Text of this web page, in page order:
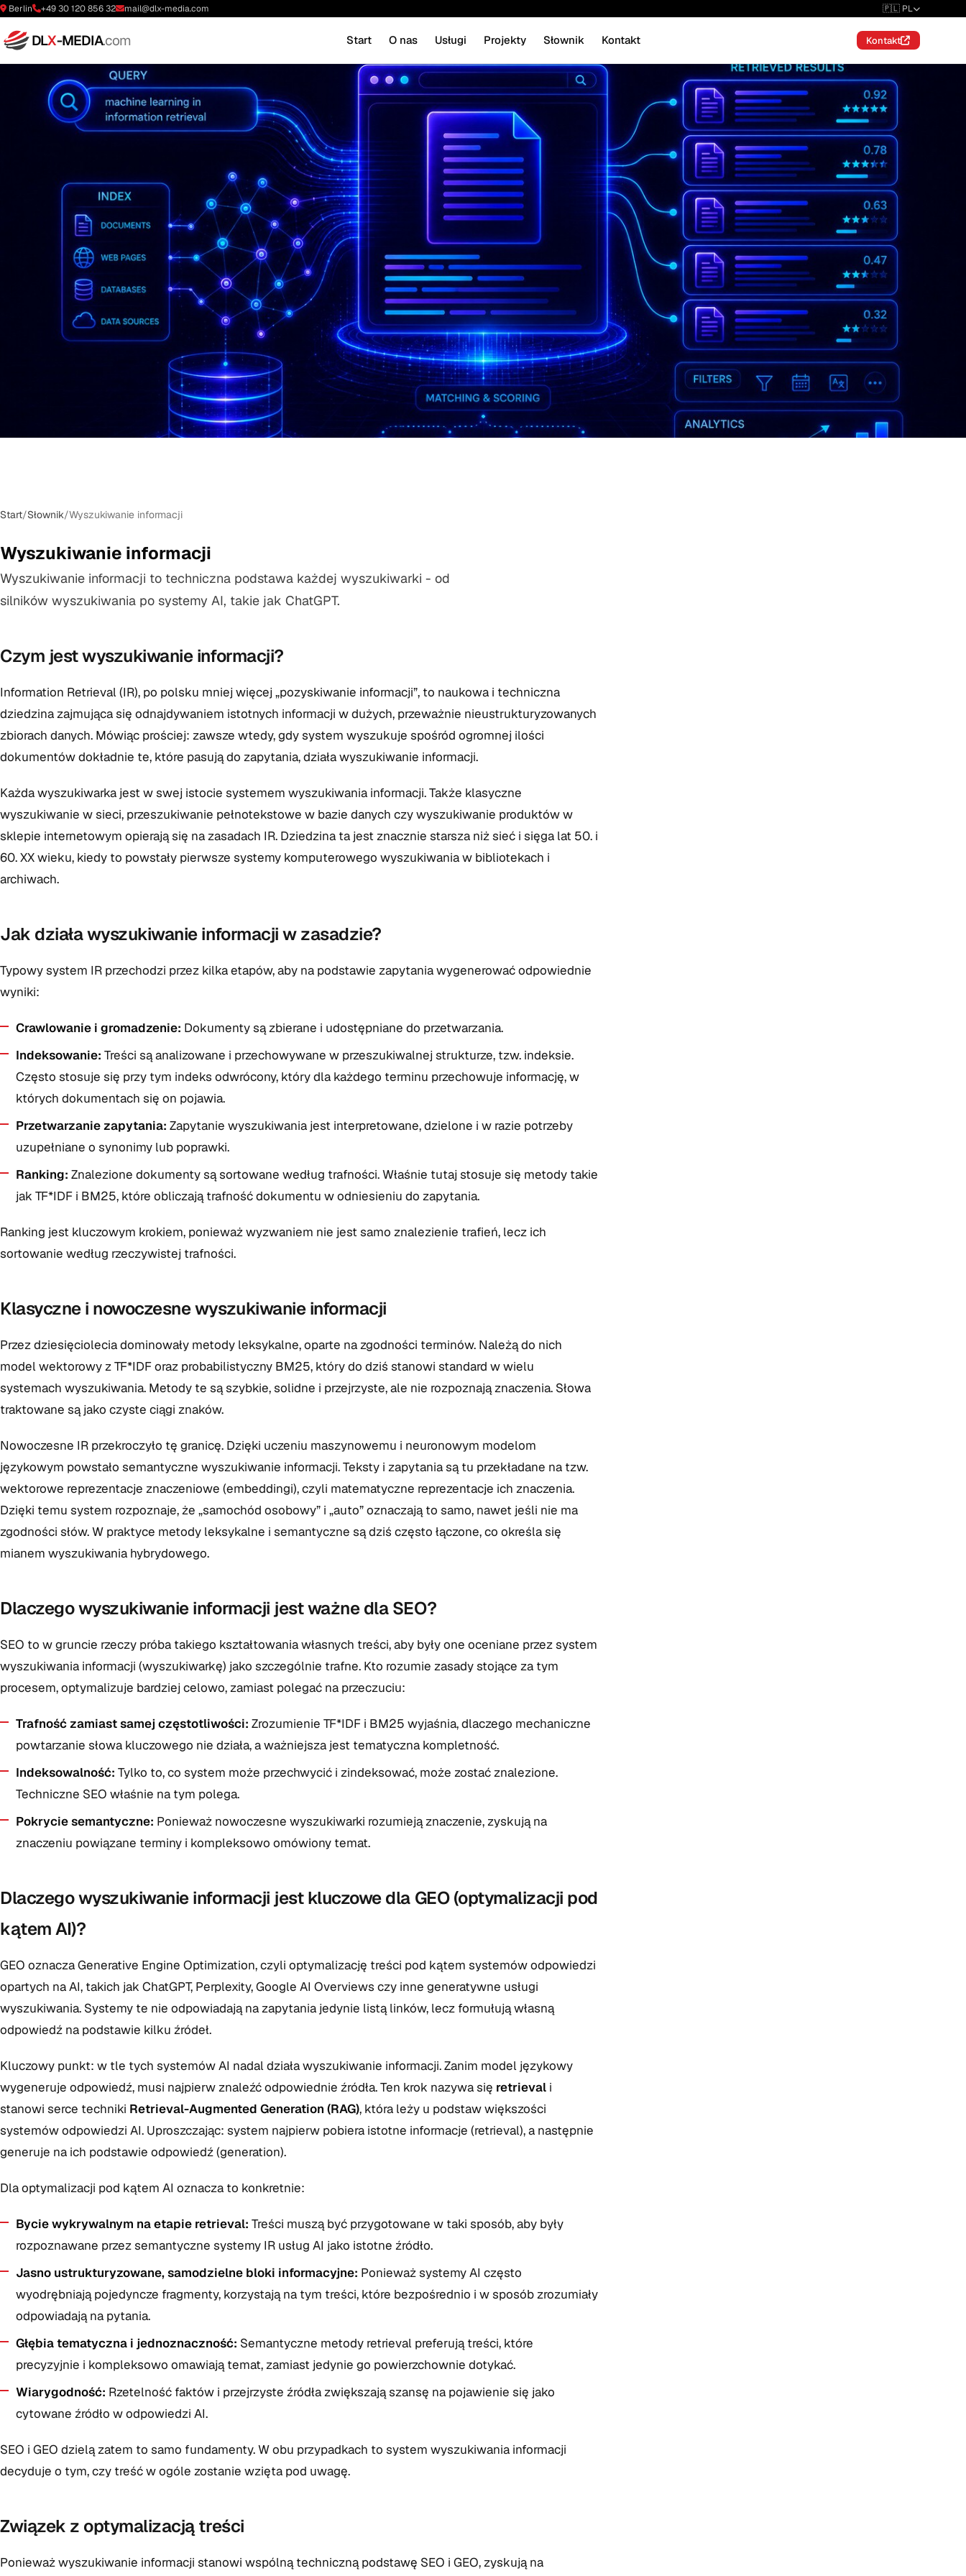
Berlin +49 30 120 856 32 mail@dlx-media.com 🇵🇱 PL
DLX-MEDIA.com Start O nas Usługi Projekty Słownik Kontakt Kontakt
Start/Słownik/Wyszukiwanie informacji
Wyszukiwanie informacji
Wyszukiwanie informacji to techniczna podstawa każdej wyszukiwarki - od
silników wyszukiwania po systemy AI, takie jak ChatGPT.
Czym jest wyszukiwanie informacji?
Information Retrieval (IR), po polsku mniej więcej „pozyskiwanie informacji”, to naukowa i techniczna
dziedzina zajmująca się odnajdywaniem istotnych informacji w dużych, przeważnie nieustrukturyzowanych
zbiorach danych. Mówiąc prościej: zawsze wtedy, gdy system wyszukuje spośród ogromnej ilości
dokumentów dokładnie te, które pasują do zapytania, działa wyszukiwanie informacji.
Każda wyszukiwarka jest w swej istocie systemem wyszukiwania informacji. Także klasyczne
wyszukiwanie w sieci, przeszukiwanie pełnotekstowe w bazie danych czy wyszukiwanie produktów w
sklepie internetowym opierają się na zasadach IR. Dziedzina ta jest znacznie starsza niż sieć i sięga lat 50. i
60. XX wieku, kiedy to powstały pierwsze systemy komputerowego wyszukiwania w bibliotekach i
archiwach.
Jak działa wyszukiwanie informacji w zasadzie?
Typowy system IR przechodzi przez kilka etapów, aby na podstawie zapytania wygenerować odpowiednie
wyniki:
Crawlowanie i gromadzenie: Dokumenty są zbierane i udostępniane do przetwarzania.
Indeksowanie: Treści są analizowane i przechowywane w przeszukiwalnej strukturze, tzw. indeksie.
Często stosuje się przy tym indeks odwrócony, który dla każdego terminu przechowuje informację, w
których dokumentach się on pojawia.
Przetwarzanie zapytania: Zapytanie wyszukiwania jest interpretowane, dzielone i w razie potrzeby
uzupełniane o synonimy lub poprawki.
Ranking: Znalezione dokumenty są sortowane według trafności. Właśnie tutaj stosuje się metody takie
jak TF*IDF i BM25, które obliczają trafność dokumentu w odniesieniu do zapytania.
Ranking jest kluczowym krokiem, ponieważ wyzwaniem nie jest samo znalezienie trafień, lecz ich
sortowanie według rzeczywistej trafności.
Klasyczne i nowoczesne wyszukiwanie informacji
Przez dziesięciolecia dominowały metody leksykalne, oparte na zgodności terminów. Należą do nich
model wektorowy z TF*IDF oraz probabilistyczny BM25, który do dziś stanowi standard w wielu
systemach wyszukiwania. Metody te są szybkie, solidne i przejrzyste, ale nie rozpoznają znaczenia. Słowa
traktowane są jako czyste ciągi znaków.
Nowoczesne IR przekroczyło tę granicę. Dzięki uczeniu maszynowemu i neuronowym modelom
językowym powstało semantyczne wyszukiwanie informacji. Teksty i zapytania są tu przekładane na tzw.
wektorowe reprezentacje znaczeniowe (embeddingi), czyli matematyczne reprezentacje ich znaczenia.
Dzięki temu system rozpoznaje, że „samochód osobowy” i „auto” oznaczają to samo, nawet jeśli nie ma
zgodności słów. W praktyce metody leksykalne i semantyczne są dziś często łączone, co określa się
mianem wyszukiwania hybrydowego.
Dlaczego wyszukiwanie informacji jest ważne dla SEO?
SEO to w gruncie rzeczy próba takiego kształtowania własnych treści, aby były one oceniane przez system
wyszukiwania informacji (wyszukiwarkę) jako szczególnie trafne. Kto rozumie zasady stojące za tym
procesem, optymalizuje bardziej celowo, zamiast polegać na przeczuciu:
Trafność zamiast samej częstotliwości: Zrozumienie TF*IDF i BM25 wyjaśnia, dlaczego mechaniczne
powtarzanie słowa kluczowego nie działa, a ważniejsza jest tematyczna kompletność.
Indeksowalność: Tylko to, co system może przechwycić i zindeksować, może zostać znalezione.
Techniczne SEO właśnie na tym polega.
Pokrycie semantyczne: Ponieważ nowoczesne wyszukiwarki rozumieją znaczenie, zyskują na
znaczeniu powiązane terminy i kompleksowo omówiony temat.
Dlaczego wyszukiwanie informacji jest kluczowe dla GEO (optymalizacji pod
kątem AI)?
GEO oznacza Generative Engine Optimization, czyli optymalizację treści pod kątem systemów odpowiedzi
opartych na AI, takich jak ChatGPT, Perplexity, Google AI Overviews czy inne generatywne usługi
wyszukiwania. Systemy te nie odpowiadają na zapytania jedynie listą linków, lecz formułują własną
odpowiedź na podstawie kilku źródeł.
Kluczowy punkt: w tle tych systemów AI nadal działa wyszukiwanie informacji. Zanim model językowy
wygeneruje odpowiedź, musi najpierw znaleźć odpowiednie źródła. Ten krok nazywa się retrieval i
stanowi serce techniki Retrieval-Augmented Generation (RAG), która leży u podstaw większości
systemów odpowiedzi AI. Uproszczając: system najpierw pobiera istotne informacje (retrieval), a następnie
generuje na ich podstawie odpowiedź (generation).
Dla optymalizacji pod kątem AI oznacza to konkretnie:
Bycie wykrywalnym na etapie retrieval: Treści muszą być przygotowane w taki sposób, aby były
rozpoznawane przez semantyczne systemy IR usług AI jako istotne źródło.
Jasno ustrukturyzowane, samodzielne bloki informacyjne: Ponieważ systemy AI często
wyodrębniają pojedyncze fragmenty, korzystają na tym treści, które bezpośrednio i w sposób zrozumiały
odpowiadają na pytania.
Głębia tematyczna i jednoznaczność: Semantyczne metody retrieval preferują treści, które
precyzyjnie i kompleksowo omawiają temat, zamiast jedynie go powierzchownie dotykać.
Wiarygodność: Rzetelność faktów i przejrzyste źródła zwiększają szansę na pojawienie się jako
cytowane źródło w odpowiedzi AI.
SEO i GEO dzielą zatem to samo fundamenty. W obu przypadkach to system wyszukiwania informacji
decyduje o tym, czy treść w ogóle zostanie wzięta pod uwagę.
Związek z optymalizacją treści
Ponieważ wyszukiwanie informacji stanowi wspólną techniczną podstawę SEO i GEO, zyskują na